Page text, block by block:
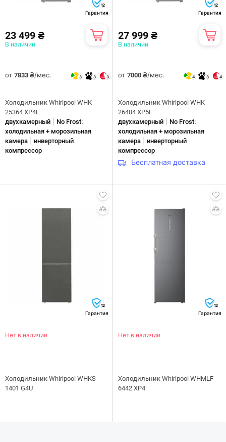
12
Гарантия
23 499 ₴
В наличии
от 7833 ₴/мес. 3 3 3
Холодильник Whirlpool WHK
25364 XP4E
двухкамерный
No Frost:
холодильная + морозильная
камера
инверторный
компрессор
12
Гарантия
27 999 ₴
В наличии
от 7000 ₴/мес. 4 3 4
Холодильник Whirlpool WHK
26404 XP5E
двухкамерный
No Frost:
холодильная + морозильная
камера
инверторный
компрессор
Бесплатная доставка
12
Гарантия
Нет в наличии
Холодильник Whirlpool WHKS
1401 G4U
12
Гарантия
Нет в наличии
Холодильник Whirlpool WHMLF
6442 XP4